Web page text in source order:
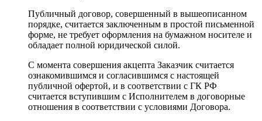
Публичный договор, совершенный в вышеописанном
порядке, считается заключенным в простой письменной
форме, не требует оформления на бумажном носителе и
обладает полной юридической силой.
С момента совершения акцепта Заказчик считается
ознакомившимся и согласившимся с настоящей
публичной офертой, и в соответствии с ГК РФ
считается вступившим с Исполнителем в договорные
отношения в соответствии с условиями Договора.